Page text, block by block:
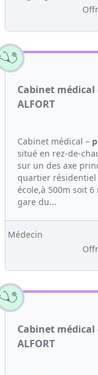
Cabinet médical
ALFORT
Cabinet médical –
situé en rez-de-
sur un des axe
quartier résidentiel
école,à 500m soit 6
gare du...
Médecin
Cabinet médical
ALFORT